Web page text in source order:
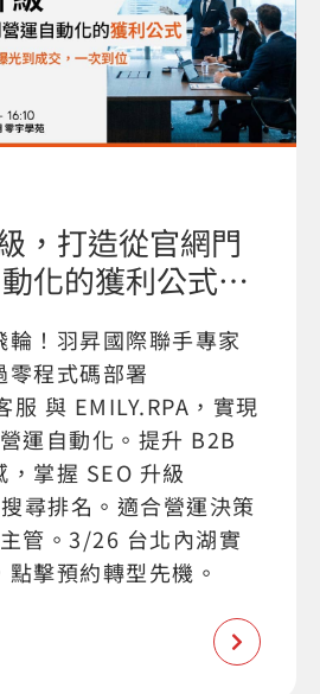
，打造從官網門
化的獲利公式…
！羽昇國際聯手專家
零程式碼部署
與 EMILY.RPA，實現
運自動化。提升 B2B
掌握 SEO 升級
尋排名。適合營運決策
管。3/26 台北內湖實
擊預約轉型先機。